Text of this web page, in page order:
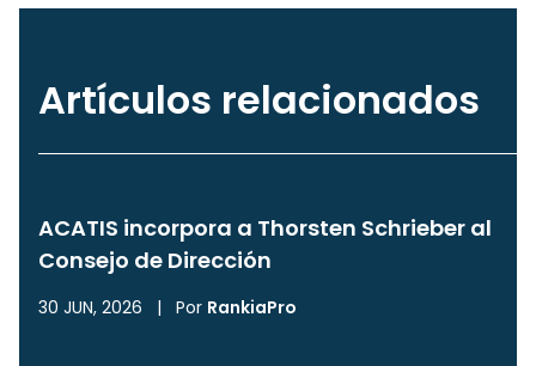
Artículos relacionados
ACATIS incorpora a Thorsten Schrieber al
Consejo de Dirección
30 JUN, 2026 | Por RankiaPro